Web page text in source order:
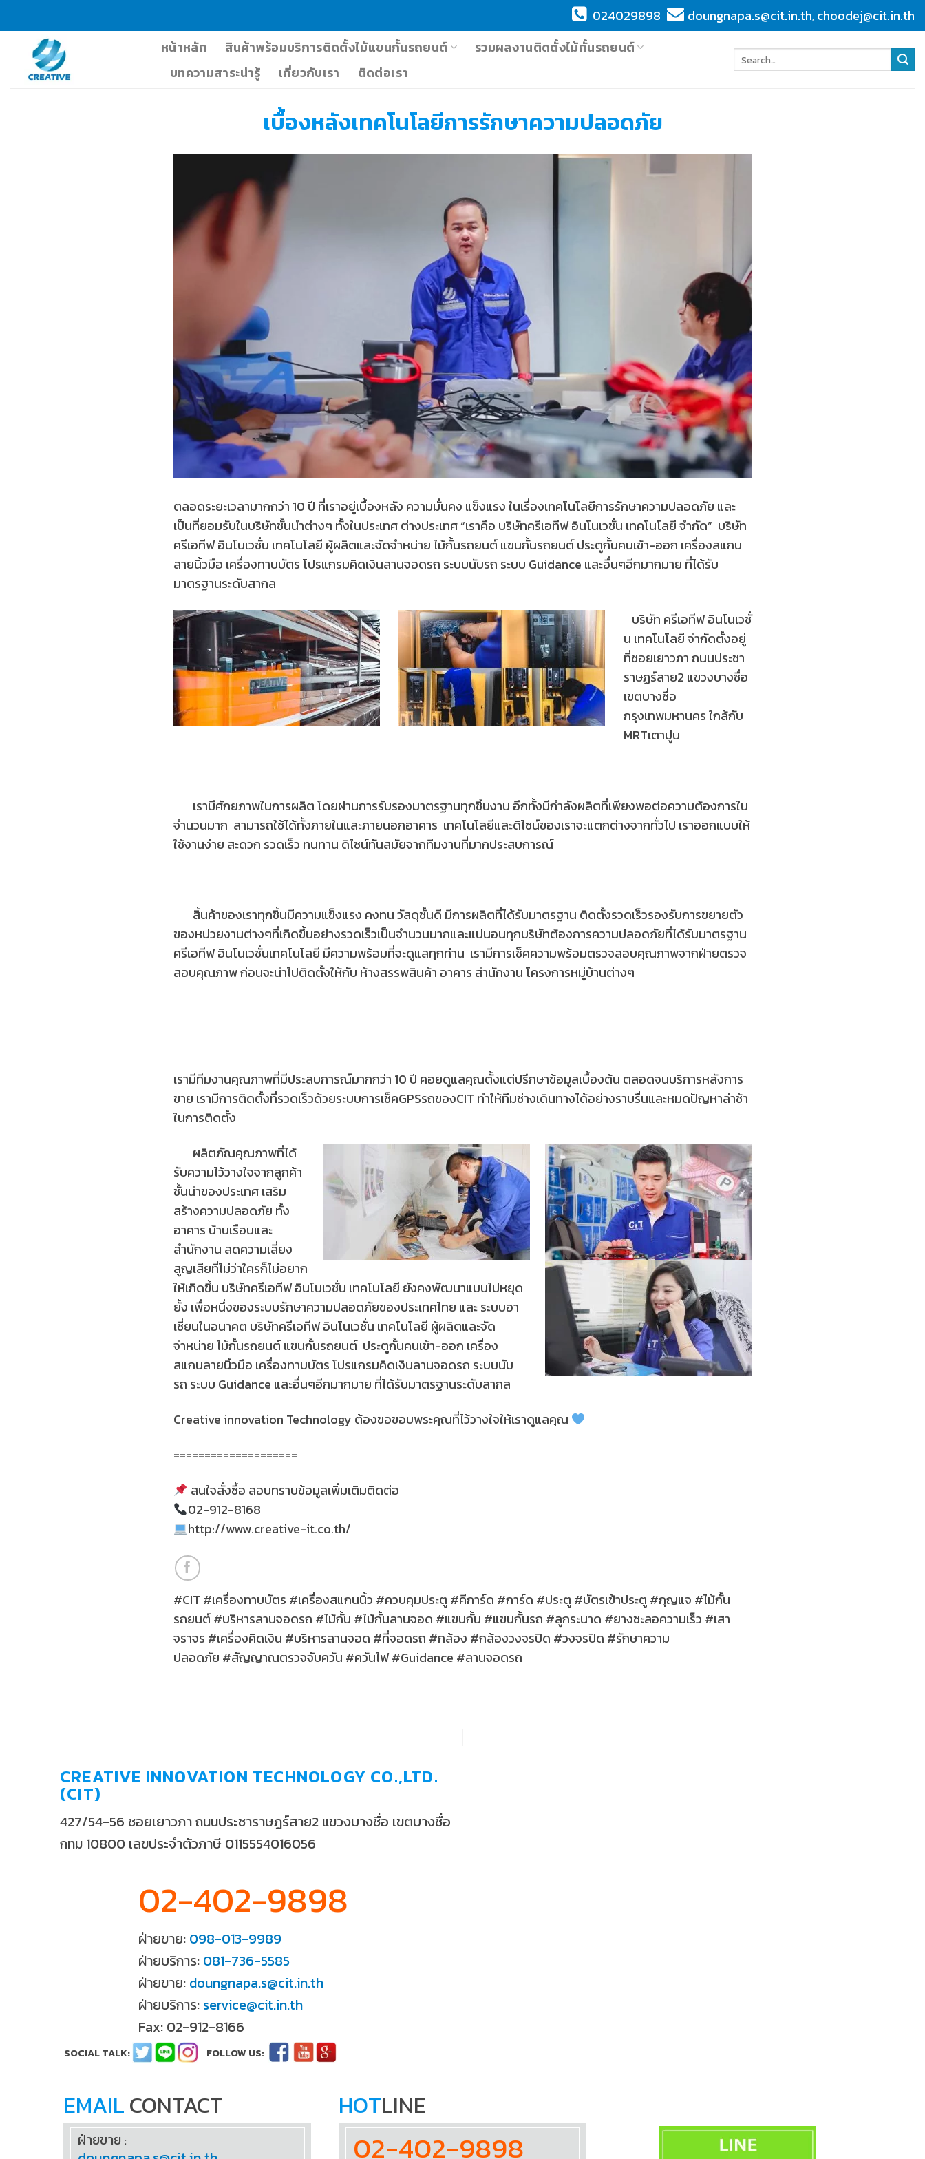
content
024029898 doungnapa.s@cit.in.th, choodej@cit.in.th
หน้าหลัก สินค้าพร้อมบริการติดตั้งไม้แขนกั้นรถยนต์
รวมผลงานติดตั้งไม้กั้นรถยนต์
บทความสาระน่ารู้
เกี่ยวกับเรา ติดต่อเรา
เบื้องหลังเทคโนโลยีการรักษาความปลอดภัย
ตลอดระยะเวลามากกว่า 10 ปี ที่เราอยู่เบื้องหลัง ความมั่นคง แข็งแรง ในเรื่องเทคโนโลยีการรักษาความปลอดภัย และ
เป็นที่ยอมรับในบริษัทชั้นนำต่างๆ ทั้งในประเทศ ต่างประเทศ “เราคือ บริษัทครีเอทีฟ อินโนเวชั่น เทคโนโลยี จำกัด” บริษัท
ครีเอทีฟ อินโนเวชั่น เทคโนโลยี ผู้ผลิตและจัดจำหน่าย ไม้กั้นรถยนต์ แขนกั้นรถยนต์ ประตูกั้นคนเข้า-ออก เครื่องสแกน
ลายนิ้วมือ เครื่องทาบบัตร โปรแกรมคิดเงินลานจอดรถ ระบบนับรถ ระบบ Guidance และอื่นๆอีกมากมาย ที่ได้รับ
มาตรฐานระดับสากล
บริษัท ครีเอทีฟ อินโนเวชั่
น เทคโนโลยี จำกัดตั้งอยู่
ที่ซอยเยาวภา ถนนประชา
ราษฏร์สาย2 แขวงบางซื่อ
เขตบางซื่อ
กรุงเทพมหานคร ใกล้กับ
MRTเตาปูน
เรามีศักยภาพในการผลิต โดยผ่านการรับรองมาตรฐานทุกชิ้นงาน อีกทั้งมีกำลังผลิตที่เพียงพอต่อความต้องการใน
จำนวนมาก สามารถใช้ได้ทั้งภายในและภายนอกอาคาร เทคโนโลยีและดิไซน์ของเราจะแตกต่างจากทั่วไป เราออกแบบให้
ใช้งานง่าย สะดวก รวดเร็ว ทนทาน ดิไซน์ทันสมัยจากทีมงานที่มากประสบการณ์
สิ้นค้าของเราทุกชิ้นมีความแข็งแรง คงทน วัสดุชั้นดี มีการผลิตที่ได้รับมาตรฐาน ติดตั้งรวดเร็วรองรับการขยายตัว
ของหน่วยงานต่างๆที่เกิดขึ้นอย่างรวดเร็วเป็นจำนวนมากและแน่นอนทุกบริษัทต้องการความปลอดภัยที่ได้รับมาตรฐาน
ครีเอทีฟ อินโนเวชั่นเทคโนโลยี มีความพร้อมที่จะดูแลทุกท่าน เรามีการเช็คความพร้อมตรวจสอบคุณภาพจากฝ่ายตรวจ
สอบคุณภาพ ก่อนจะนำไปติดตั้งให้กับ ห้างสรรพสินค้า อาคาร สำนักงาน โครงการหมู่บ้านต่างๆ
เรามีทีมงานคุณภาพที่มีประสบการณ์มากกว่า 10 ปี คอยดูแลคุณตั้งแต่ปรึกษาข้อมูลเบื้องต้น ตลอดจนบริการหลังการ
ขาย เรามีการติดตั้งที่รวดเร็วด้วยระบบการเช็คGPSรถของCIT ทำให้ทีมช่างเดินทางได้อย่างราบรื่นและหมดปัญหาล่าช้า
ในการติดตั้ง
ผลิตภัณคุณภาพที่ได้
รับความไว้วางใจจากลูกค้า
ชั้นนำของประเทศ เสริม
สร้างความปลอดภัย ทั้ง
อาคาร บ้านเรือนและ
สำนักงาน ลดความเสี่ยง
สูญเสียที่ไม่ว่าใครก็ไม่อยาก
ให้เกิดขึ้น บริษัทครีเอทีฟ อินโนเวชั่น เทคโนโลยี ยังคงพัฒนาแบบไม่หยุด
ยั้ง เพื่อหนึ่งของระบบรักษาความปลอดภัยของประเทศไทย และ ระบบอา
เซี่ยนในอนาคต บริษัทครีเอทีฟ อินโนเวชั่น เทคโนโลยี ผู้ผลิตและจัด
จำหน่าย ไม้กั้นรถยนต์ แขนกั้นรถยนต์ ประตูกั้นคนเข้า-ออก เครื่อง
สแกนลายนิ้วมือ เครื่องทาบบัตร โปรแกรมคิดเงินลานจอดรถ ระบบนับ
รถ ระบบ Guidance และอื่นๆอีกมากมาย ที่ได้รับมาตรฐานระดับสากล
Creative innovation Technology ต้องขอขอบพระคุณที่ไว้วางใจให้เราดูแลคุณ
====================
สนใจสั่งซื้อ สอบทราบข้อมูลเพิ่มเติมติดต่อ
02-912-8168
http://www.creative-it.co.th/
#CIT #เครื่องทาบบัตร #เครื่องสแกนนิ้ว #ควบคุมประตู #คีการ์ด #การ์ด #ประตู #บัตรเข้าประตู #กุญแจ #ไม้กั้น
รถยนต์ #บริหารลานจอดรถ #ไม้กั้น #ไม้กั้นลานจอด #แขนกั้น #แขนกั้นรถ #ลูกระนาด #ยางชะลอความเร็ว #เสา
จราจร #เครื่องคิดเงิน #บริหารลานจอด #ที่จอดรถ #กล้อง #กล้องวงจรปิด #วงจรปิด #รักษาความ
ปลอดภัย #สัญญาณตรวจจับควัน #ควันไฟ #Guidance #ลานจอดรถ
CREATIVE INNOVATION TECHNOLOGY CO.,LTD.
(CIT)
427/54-56 ซอยเยาวภา ถนนประชาราษฎร์สาย2 แขวงบางซื่อ เขตบางซื่อ
กทม 10800 เลขประจำตัวภาษี 0115554016056
02-402-9898
ฝ่ายขาย: 098-013-9989
ฝ่ายบริการ: 081-736-5585
ฝ่ายขาย: doungnapa.s@cit.in.th
ฝ่ายบริการ: service@cit.in.th
Fax: 02-912-8166
EMAILCONTACT
ฝ่ายขาย :
HOTLINE
02-402-9898